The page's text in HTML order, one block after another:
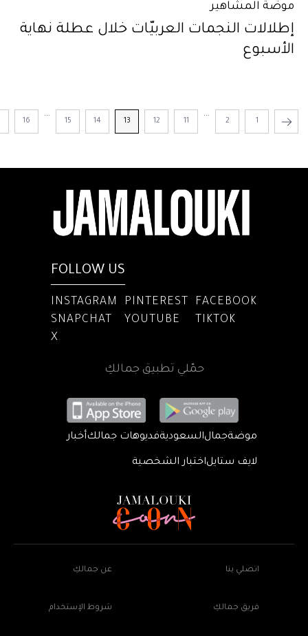
موضة المشاهير
إطلالات النجمات العربيّات خلال عطلة نهاية
الأسبوع
1
2
...
11
12
13
14
15
...
16
FOLLOW US
INSTAGRAM PINTEREST
FACEBOOK
SNAPCHAT
YOUTUBE
TIKTOK
X
حمّلي تطبيق جمالكِ
موضةجمالالسعوديةفديوهات جمالكأخبار
لايف ستايلاختبار الشخصية
اتصلي بنا عن جمالكِ
فريق جمالكِ شروط الإستخدام